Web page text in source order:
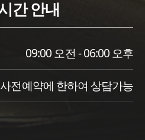
간 안내
09:00 오전 - 06:00 오후
사전예약에 한하여 상담가능